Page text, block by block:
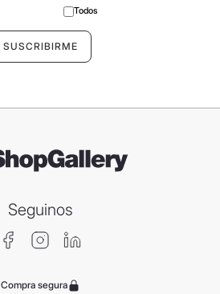
Todos
Seguinos
Compra segura